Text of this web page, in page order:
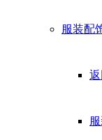
服装配
返